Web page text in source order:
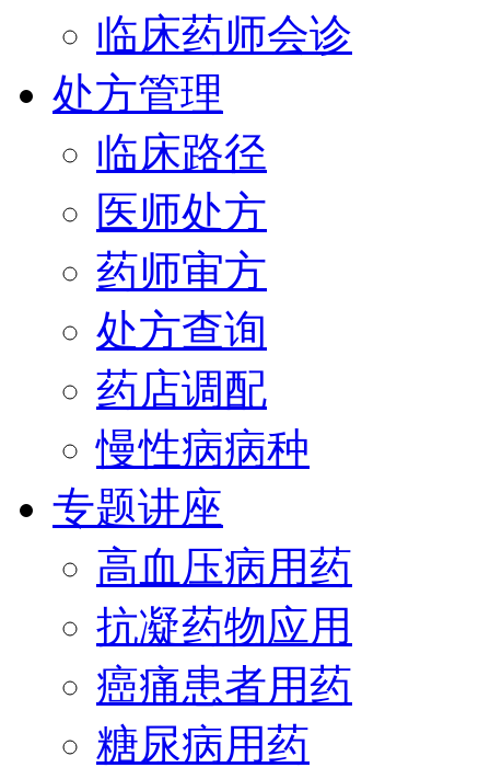
临床药师会诊
处方管理
临床路径
医师处方
药师审方
处方查询
药店调配
慢性病病种
专题讲座
高血压病用药
抗凝药物应用
癌痛患者用药
糖尿病用药